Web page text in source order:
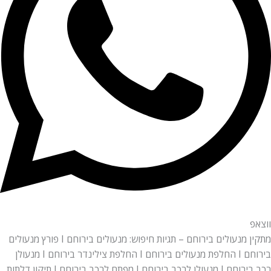
מתקין מנעולים בירוחם – תגיות חיפוש: מנעולים בירוחם I פורץ מנעולים
בירוחם I החלפת מנעולים בירוחם I החלפת צילינדר בירוחם I מנעולן